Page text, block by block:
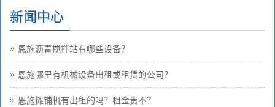
新闻中心
恩施沥青搅拌站有哪些设备？
恩施哪里有机械设备出租或租赁的公司？
恩施摊铺机有出租的吗？租金贵不？